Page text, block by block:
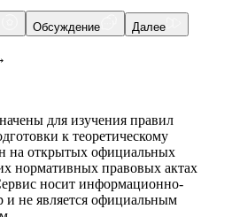
Обсуждение Далее
для изучения правил
к теоретическому
на открытых официальных
нормативных правовых актах
носит информационно-
и не является официальным